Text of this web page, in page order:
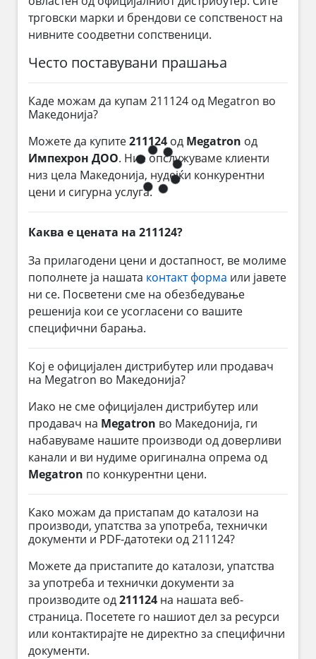
трговски марки и брендови се сопственост на
нивните соодветни сопственици.
Често поставувани прашања
Каде можам да купам 211124 од Megatron во
Македонија?
Можете да купите211124 од Megatron од
Импехрон ДОО. Ние опслужуваме клиенти
низ цела Македонија, нудејќи конкурентни
цени и сигурна услуга.
Каква е цената на 211124?
За прилагодени цени и достапност, ве молиме
пополнете ја нашата контакт форма или јавете
ни се. Посветени сме на обезбедување
решенија кои се усогласени со вашите
специфични барања.
Кој е официјален дистрибутер или продавач
на Megatron во Македонија?
Иако не сме официјален дистрибутер или
продавач на Megatron во Македонија, ги
набавуваме нашите производи од доверливи
канали и ви нудиме оригинална опрема од
Megatron по конкурентни цени.
Како можам да пристапам до каталози на
производи, упатства за употреба, технички
документи и PDF-датотеки од 211124?
Можете да пристапите до каталози, упатства
за употреба и технички документи за
производите од211124 на нашата веб-
страница. Посетете го нашиот дел за ресурси
или контактирајте не директно за специфични
документи.